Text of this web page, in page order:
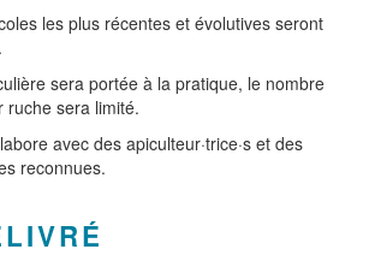
les plus récentes et évolutives seront
sera portée à la pratique, le nombre
ruche sera limité.
avec des apiculteur·trice·s et des
reconnues.